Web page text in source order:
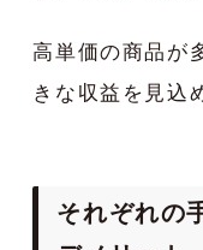
高単価の商品が
きな収益を見込
それぞれの